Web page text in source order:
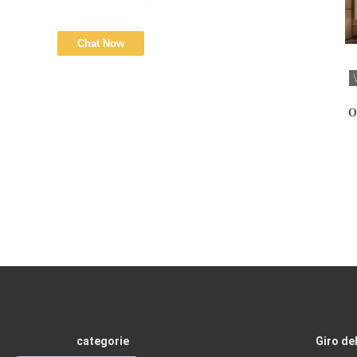
categorie Giro